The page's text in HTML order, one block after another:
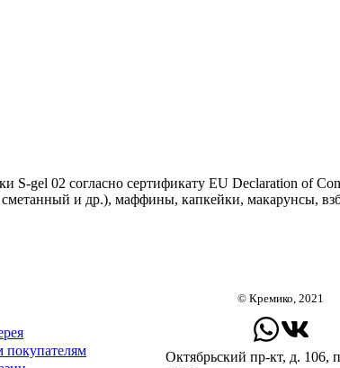
S-gel 02 согласно сертификату EU Declaration of
и др.), маффины, капкейки, макарунсы,
© Кремико, 2021
Октябрьский пр-кт, д. 106,